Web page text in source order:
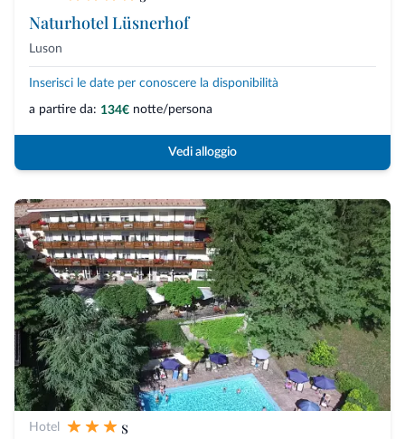
Naturhotel Lüsnerhof
Luson
Inserisci le date per conoscere la disponibilità
a partire da: 134€ notte/persona
Vedi alloggio
Hotel
s